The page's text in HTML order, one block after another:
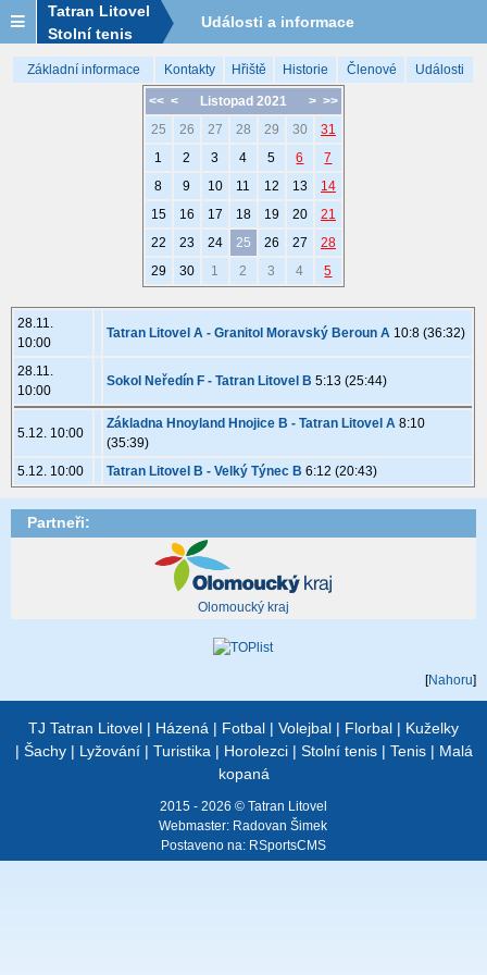
Tatran Litovel
Stolní tenis
Události a informace
Základní informace Kontakty Hřiště Historie Členové Události
<< < > >>
Listopad 2021
25
26 27 28 29 30
31
1
2 3 4 5 6
7
8
9 10 11 12 13
14
15
16 17 18 19 20
21
22
23 24 25 26 27
28
29
30 1 2 3 4 5
28.11.
10:00
Tatran Litovel A - Granitol Moravský Beroun A 10:8 (36:32)
28.11.
10:00
Sokol Neředín F - Tatran Litovel B 5:13 (25:44)
5.12. 10:00
Základna Hnoyland Hnojice B - Tatran Litovel A 8:10
(35:39)
5.12. 10:00
Tatran Litovel B - Velký Týnec B 6:12 (20:43)
Partneři:
Olomoucký kraj
[Nahoru]
TJ Tatran Litovel | Házená | Fotbal | Volejbal | Florbal | Kuželky
| Šachy| Lyžování| Turistika | Horolezci| Stolní tenis| Tenis| Malá
kopaná
2015 - 2026 © Tatran Litovel
Webmaster: Radovan Šimek
Postaveno na: RSportsCMS